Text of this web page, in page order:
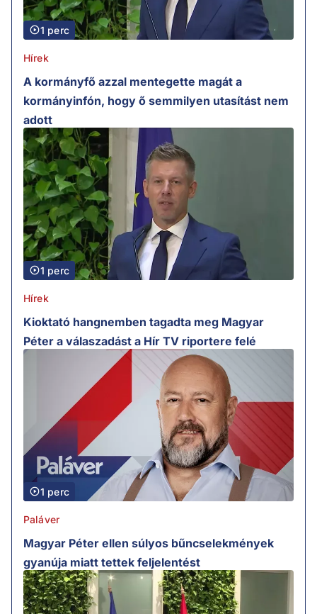
1 perc
Hírek
A kormányfő azzal mentegette magát a
kormányinfón, hogy ő semmilyen utasítást nem
adott
1 perc
Hírek
Kioktató hangnemben tagadta meg Magyar
Péter a válaszadást a Hír TV riportere felé
1 perc
Paláver
Magyar Péter ellen súlyos bűncselekmények
gyanúja miatt tettek feljelentést